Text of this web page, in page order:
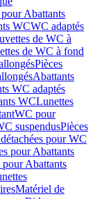
pour Abattants
WCWC adaptés
de WC à
de WC à fond
Pièces
Abattants
WC adaptés
WCLunettes
WC pour
suspendusPièces
pour WC
pour Abattants
pour Abattants
Matériel de